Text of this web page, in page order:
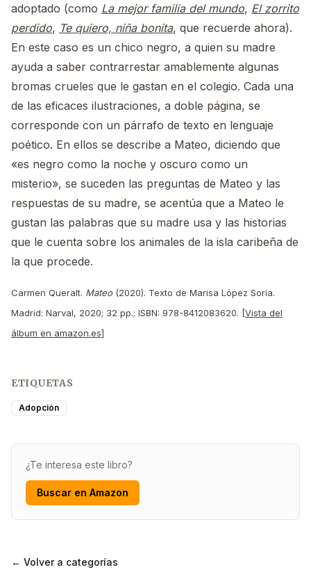
adoptado (como La mejor familia del mundo, El zorrito
perdido, Te quiero, niña bonita, que recuerde ahora).
En este caso es un chico negro, a quien su madre
ayuda a saber contrarrestar amablemente algunas
bromas crueles que le gastan en el colegio. Cada una
de las eficaces ilustraciones, a doble página, se
corresponde con un párrafo de texto en lenguaje
poético. En ellos se describe a Mateo, diciendo que
«es negro como la noche y oscuro como un
misterio», se suceden las preguntas de Mateo y las
respuestas de su madre, se acentúa que a Mateo le
gustan las palabras que su madre usa y las historias
que le cuenta sobre los animales de la isla caribeña de
la que procede.
Carmen Queralt. Mateo (2020). Texto de Marisa López Soria.
Madrid: Narval, 2020; 32 pp.; ISBN: 978-8412083620. [Vista del
álbum en amazon.es]
ETIQUETAS
Adopción
¿Te interesa este libro?
Buscar en Amazon
← Volver a categorías